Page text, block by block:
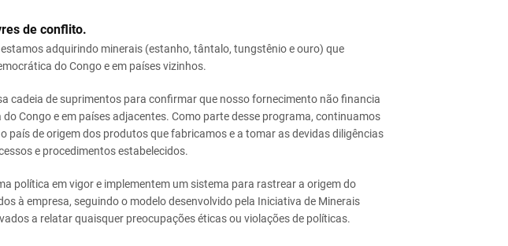
de conflito.
adquirindo minerais (estanho, tântalo, tungstênio e ouro) que
do Congo e em países vizinhos.
cadeia de suprimentos para confirmar que nosso fornecimento não financia
Congo e em países adjacentes. Como parte desse programa, continuamos
país de origem dos produtos que fabricamos e a tomar as devidas diligências
e procedimentos estabelecidos.
política em vigor e implementem um sistema para rastrear a origem do
à empresa, seguindo o modelo desenvolvido pela Iniciativa de Minerais
a relatar quaisquer preocupações éticas ou violações de políticas.